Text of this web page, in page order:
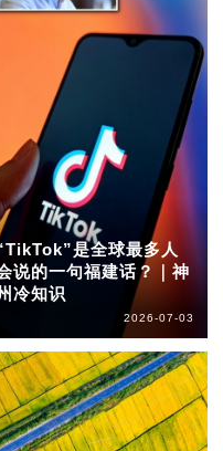
是全球最多人
说的一句福建话？｜神
冷知识
2026-07-03